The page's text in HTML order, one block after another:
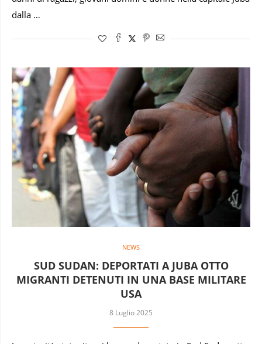
dalla …
NEWS
SUD SUDAN: DEPORTATI A JUBA OTTO
MIGRANTI DETENUTI IN UNA BASE MILITARE
USA
8 Luglio 2025